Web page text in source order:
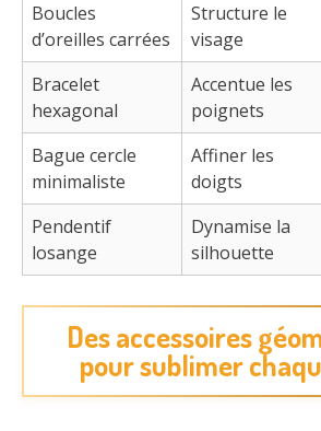
Boucles
d’oreilles carrées
Structure le
visage
Bracelet
hexagonal
Accentue les
poignets
Bague cercle
minimaliste
Affiner les
doigts
Pendentif
losange
Dynamise la
silhouette
Des accessoires
pour sublimer